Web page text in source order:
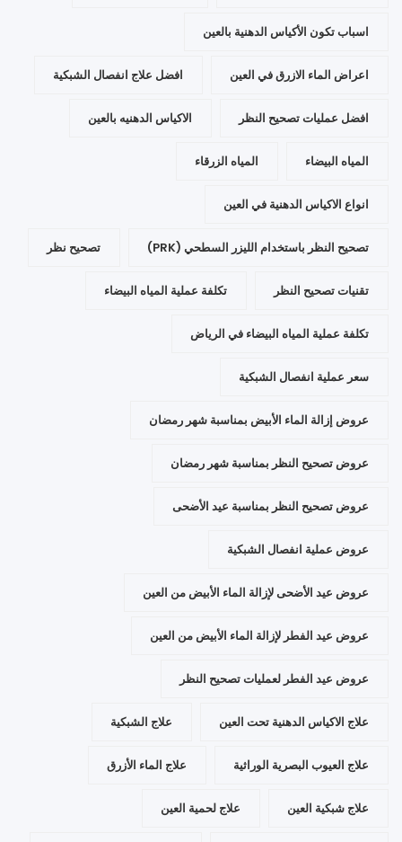
اسباب تكون الأكياس الدهنية بالعين
اعراض الماء الازرق في العين افضل علاج انفصال الشبكية
افضل عمليات تصحيح النظر الاكياس الدهنيه بالعين
المياه البيضاء المياه الزرقاء
انواع الاكياس الدهنية في العين
تصحيح النظر باستخدام الليزر السطحي (PRK) تصحيح نظر
تقنيات تصحيح النظر تكلفة عملية المياه البيضاء
تكلفة عملية المياه البيضاء في الرياض
سعر عملية انفصال الشبكية
عروض إزالة الماء الأبيض بمناسبة شهر رمضان
عروض تصحيح النظر بمناسبة شهر رمضان
عروض تصحيح النظر بمناسبة عيد الأضحى
عروض عملية انفصال الشبكية
عروض عيد الأضحى لإزالة الماء الأبيض من العين
عروض عيد الفطر لإزالة الماء الأبيض من العين
عروض عيد الفطر لعمليات تصحيح النظر
علاج الاكياس الدهنية تحت العين علاج الشبكية
علاج العيوب البصرية الوراثية علاج الماء الأزرق
علاج شبكية العين علاج لحمية العين